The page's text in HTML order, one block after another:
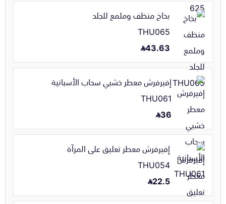
بخاخ منظف وملمع للجلد
THU065
43.63
إفيرفرش معطر خشبي سحاب الأسبانية
THU061
36
إفيرفرش معطر تعليق على المرآة
THU054
22.5